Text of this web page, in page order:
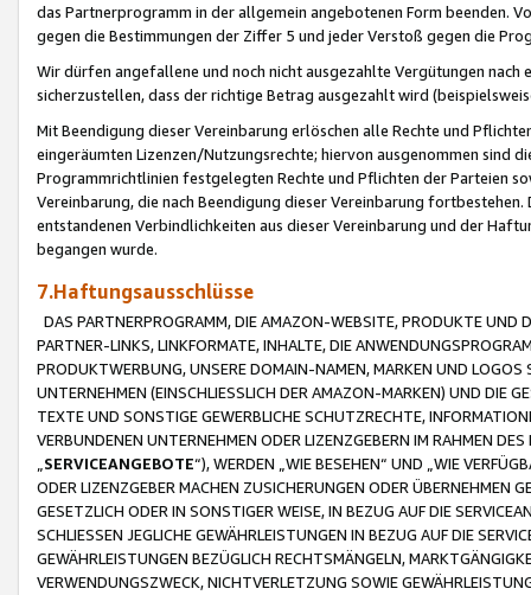
das Partnerprogramm in der allgemein angebotenen Form beenden.
gegen die Bestimmungen der Ziffer 5 und jeder Verstoß gegen die
Wir dürfen angefallene und noch nicht ausgezahlte Vergütungen
sicherzustellen, dass der richtige Betrag ausgezahlt wird
Mit Beendigung dieser Vereinbarung erlöschen alle Rechte und
eingeräumten Lizenzen/Nutzungsrechte; hiervon ausgenommen sind
Programmrichtlinien festgelegten Rechte und Pflichten der Parteien
Vereinbarung, die nach Beendigung dieser Vereinbarung
entstandenen Verbindlichkeiten aus dieser Vereinbarung und der
begangen wurde.
7.Haftungsausschlüsse
DAS PARTNERPROGRAMM, DIE AMAZON-WEBSITE, PRODUKTE UND
PARTNER-LINKS, LINKFORMATE, INHALTE, DIE
PRODUKTWERBUNG, UNSERE DOMAIN-NAMEN, MARKEN UND
UNTERNEHMEN (EINSCHLIESSLICH DER AMAZON-MARKEN) UND DIE
TEXTE UND SONSTIGE GEWERBLICHE SCHUTZRECHTE,
VERBUNDENEN UNTERNEHMEN ODER LIZENZGEBERN IM RAHMEN
SERVICEANGEBOTE“), WERDEN „WIE BESEHEN“ UND „WIE
ODER LIZENZGEBER MACHEN ZUSICHERUNGEN ODER ÜBERNEHMEN
GESETZLICH ODER IN SONSTIGER WEISE, IN BEZUG AUF DIE
SCHLIESSEN JEGLICHE GEWÄHRLEISTUNGEN IN BEZUG AUF DIE
GEWÄHRLEISTUNGEN BEZÜGLICH RECHTSMÄNGELN,
VERWENDUNGSZWECK, NICHTVERLETZUNG SOWIE